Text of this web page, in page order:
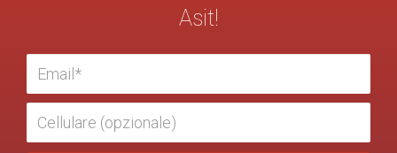
Asit!